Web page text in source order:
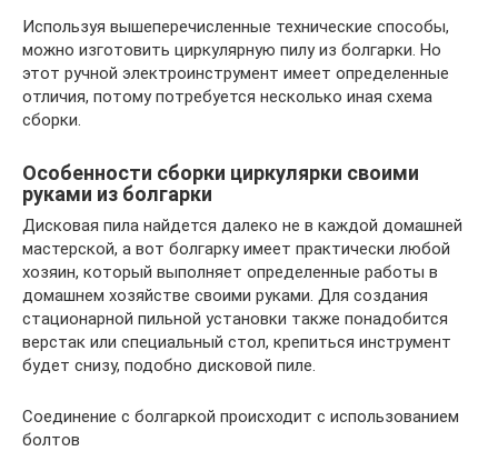
Используя вышеперечисленные технические способы,
можно изготовить циркулярную пилу из болгарки. Но
этот ручной электроинструмент имеет определенные
отличия, потому потребуется несколько иная схема
сборки.
Особенности сборки циркулярки своими
руками из болгарки
Дисковая пила найдется далеко не в каждой домашней
мастерской, а вот болгарку имеет практически любой
хозяин, который выполняет определенные работы в
домашнем хозяйстве своими руками. Для создания
стационарной пильной установки также понадобится
верстак или специальный стол, крепиться инструмент
будет снизу, подобно дисковой пиле.
Соединение с болгаркой происходит с использованием
болтов